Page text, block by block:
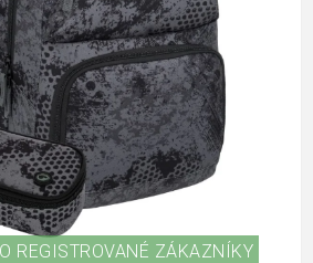
REGISTROVANÉ ZÁKAZNÍKY